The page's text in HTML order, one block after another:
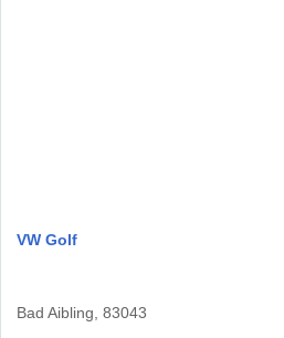
VW Golf
Bad Aibling, 83043